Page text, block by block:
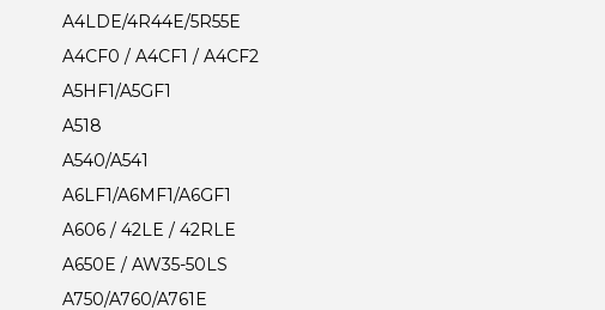
A4LDE/4R44E/5R55E
A4CF0 / A4CF1 / A4CF2
A5HF1/A5GF1
A518
A540/A541
A6LF1/A6MF1/A6GF1
A606 / 42LE / 42RLE
A650E / AW35-50LS
A750/A760/A761E